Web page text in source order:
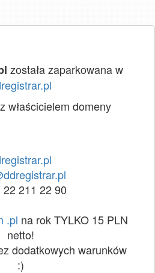
została zaparkowana w
z właścicielem domeny
22 211 22 90
.pl na rok TYLKO 15 PLN
netto!
dodatkowych warunków
:)